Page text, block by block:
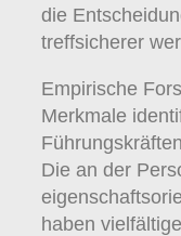
die
treffsicherer
Empirische
Merkmale
Die an der
haben